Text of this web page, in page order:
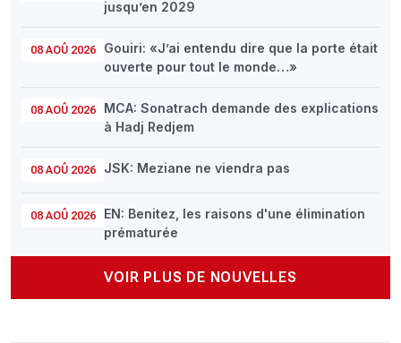
jusqu’en 2029
08 AOÛ 2026
Gouiri: «J’ai entendu dire que la porte était
ouverte pour tout le monde…»
08 AOÛ 2026
MCA: Sonatrach demande des explications
à Hadj Redjem
08 AOÛ 2026 JSK: Meziane ne viendra pas
08 AOÛ 2026
EN: Benitez, les raisons d'une élimination
prématurée
VOIR PLUS DE NOUVELLES